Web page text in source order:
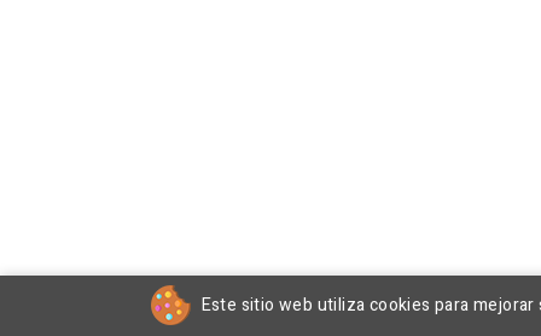
Este sitio web utiliza cookies para